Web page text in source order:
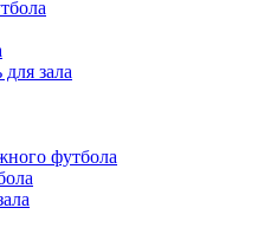
зала
футбола